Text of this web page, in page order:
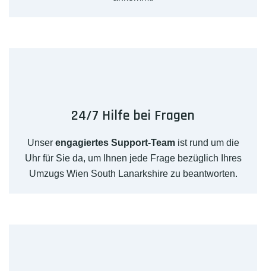
24/7 Hilfe bei Fragen
Unser engagiertes Support-Teamist rund um die
Uhr für Sie da, um Ihnen jede Frage bezüglich Ihres
Umzugs Wien South Lanarkshire zu beantworten.